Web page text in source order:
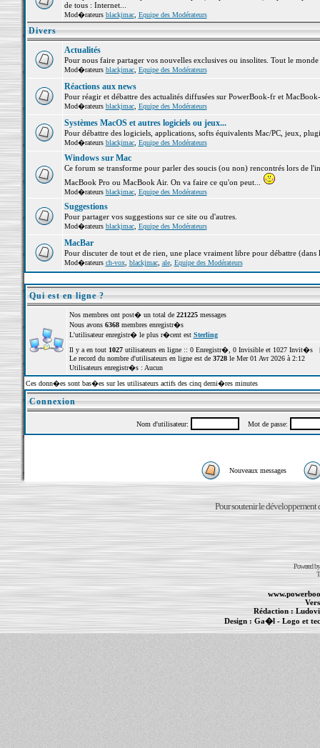
de tous : Internet...
Mod�rateurs blackjmac, Equipe des Modérateurs
Divers
Actualités
Pour nous faire partager vos nouvelles exclusives ou insolites. Tout le
Mod�rateurs blackjmac, Equipe des Modérateurs
Réactions aux news
Pour réagir et débattre des actualités diffusées sur PowerBook-fr et
Mod�rateurs blackjmac, Equipe des Modérateurs
Systèmes MacOS et autres logiciels ou jeux...
Pour débattre des logiciels, applications, softs équivalents Mac/PC, jeux,
Mod�rateurs blackjmac, Equipe des Modérateurs
Windows sur Mac
Ce forum se transforme pour parler des soucis (ou non) rencontrés lors de
MacBook Pro ou MacBook Air. On va faire ce qu'on peut...
Mod�rateurs blackjmac, Equipe des Modérateurs
Suggestions
Pour partager vos suggestions sur ce site ou d'autres.
Mod�rateurs blackjmac, Equipe des Modérateurs
MacBar
Pour discuter de tout et de rien, une place vraiment libre pour débattre (dans
Mod�rateurs ch-vox, blackjmac, ale, Equipe des Modérateurs
Qui est en ligne ?
Nos membres ont post� un total de 221225messages
Nous avons 6368membres enregistr�s
L'utilisateur enregistr� le plus r�cent est Sterling
Il y a en tout 1027utilisateurs en ligne :: 0 Enregistr�, 0 Invisible et 1027 Invit�s
Le record du nombre d'utilisateurs en ligne est de 3728le Mer 01 Avr 2026 à 2:12
Utilisateurs enregistr�s : Aucun
Ces donn�es sont bas�es sur les utilisateurs actifs des cinq derni�res minutes
Connexion
Nom d'utilisateur: Mot de passe:
Nouveaux messages
Pour soutenir le développement
Powered
Rédaction :
Design : Ga�l- Logo et